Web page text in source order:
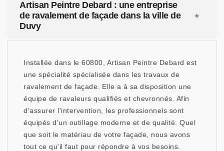
Artisan Peintre Debard : une entreprise
de ravalement de façade dans la ville de
Duvy
Installée dans le 60800, Artisan Peintre Debard est
une spécialité spécialisée dans les travaux de
ravalement de façade. Elle a à sa disposition une
équipe de ravaleurs qualifiés et chevronnés. Afin
d'assurer l'intervention, les professionnels sont
équipés d'un outillage moderne et de qualité. Quel
que soit le matériau de votre façade, nous avons
tout ce qu'il faut pour répondre à vos besoins.